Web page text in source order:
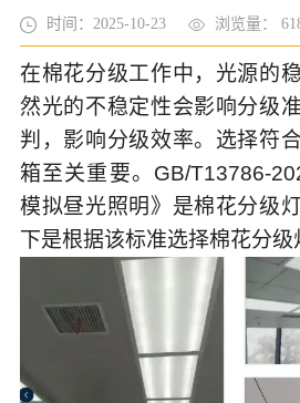
时间：2025-10-23 浏览量：
在棉花分级工作中，光源的
然光的不稳定性会影响分级
判，影响分级效率。选择符
箱至关重要。GB/T13786-
模拟昼光照明》是棉花分级
下是根据该标准选择棉花分级